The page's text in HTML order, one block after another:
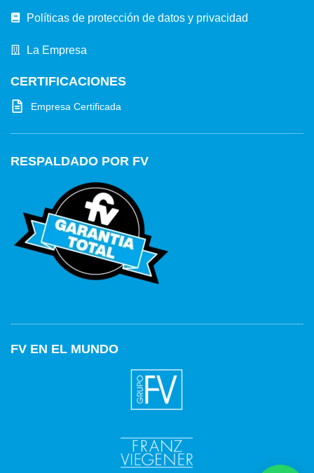
Políticas de protección de datos y privacidad
La Empresa
CERTIFICACIONES
Empresa Certificada
RESPALDADO POR FV
FV EN EL MUNDO